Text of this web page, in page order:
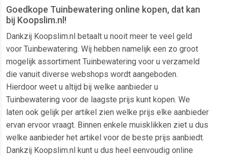
Goedkope Tuinbewatering online kopen, dat kan
bij Koopslim.nl!
Dankzij Koopslim.nl betaalt u nooit meer te veel geld
voor Tuinbewatering. Wij hebben namelijk een zo groot
mogelijk assortiment Tuinbewatering voor u verzameld
die vanuit diverse webshops wordt aangeboden.
Hierdoor weet u altijd bij welke aanbieder u
Tuinbewatering voor de laagste prijs kunt kopen. We
laten ook gelijk per artikel zien welke prijs elke aanbieder
ervan ervoor vraagt. Binnen enkele muisklikken ziet u dus
welke aanbieder het artikel voor de beste prijs aanbiedt.
Dankzij Koopslim.nl kunt u dus heel eenvoudig online